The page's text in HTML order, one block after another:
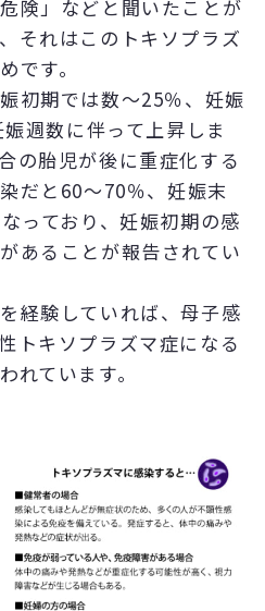
険」などと聞いたことが
それはこのトキソプラズ
です。
初期では数～25％、妊娠
週数に伴って上昇しま
の胎児が後に重症化する
だと60～70％、妊娠末
っており、妊娠初期の感
あることが報告されてい
経験していれば、母子感
トキソプラズマ症になる
れています。